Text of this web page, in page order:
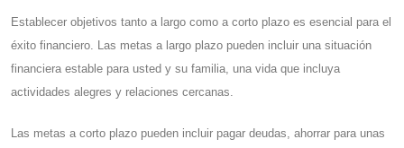
Establecer objetivos tanto a largo como a corto plazo es esencial para el
éxito financiero. Las metas a largo plazo pueden incluir una situación
financiera estable para usted y su familia, una vida que incluya
actividades alegres y relaciones cercanas.
Las metas a corto plazo pueden incluir pagar deudas, ahorrar para unas